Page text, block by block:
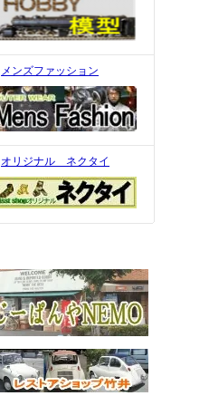
メンズファッション
オリジナル ネクタイ